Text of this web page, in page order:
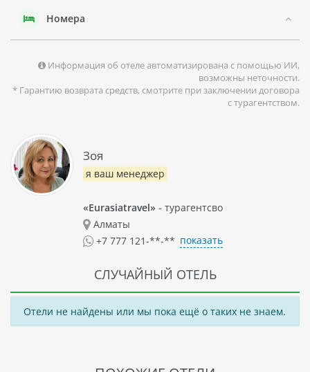
Номера
Информация об отеле автоматизирована с помощью ИИ,
возможны неточности.
* Гарантию возврата средств, смотрите при заключении договора
с турагентством.
Зоя
я ваш менеджер
«Eurasiatravel» - турагентсво
Алматы
+7 777 121-**-** показать
СЛУЧАЙНЫЙ ОТЕЛЬ
Отели не найдены или мы пока ещё о таких не знаем.